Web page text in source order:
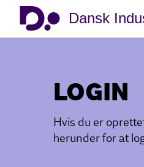
Dansk
LOGIN
Hvis du er
herunder for at